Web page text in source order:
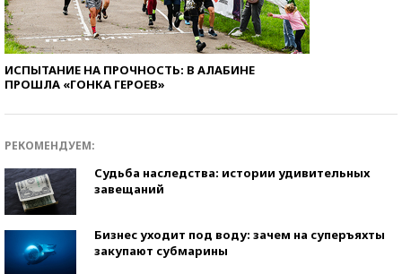
ИСПЫТАНИЕ НА ПРОЧНОСТЬ: В АЛАБИНЕ
ПРОШЛА «ГОНКА ГЕРОЕВ»
РЕКОМЕНДУЕМ:
Судьба наследства: истории удивительных
завещаний
Бизнес уходит под воду: зачем на суперъяхты
закупают субмарины